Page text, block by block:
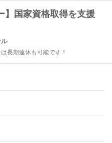
】国家資格取得を支援
長期連休も可能です！